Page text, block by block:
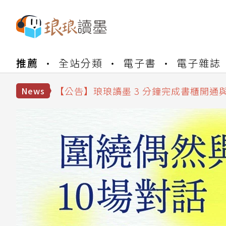
推薦 全站分類 電子書 電子雜誌
News
【公告】琅琅書店服務升級重要說明及
【公告】琅琅讀墨書櫃開通常見問題
【公告】琅琅書店服務升級重要說明及